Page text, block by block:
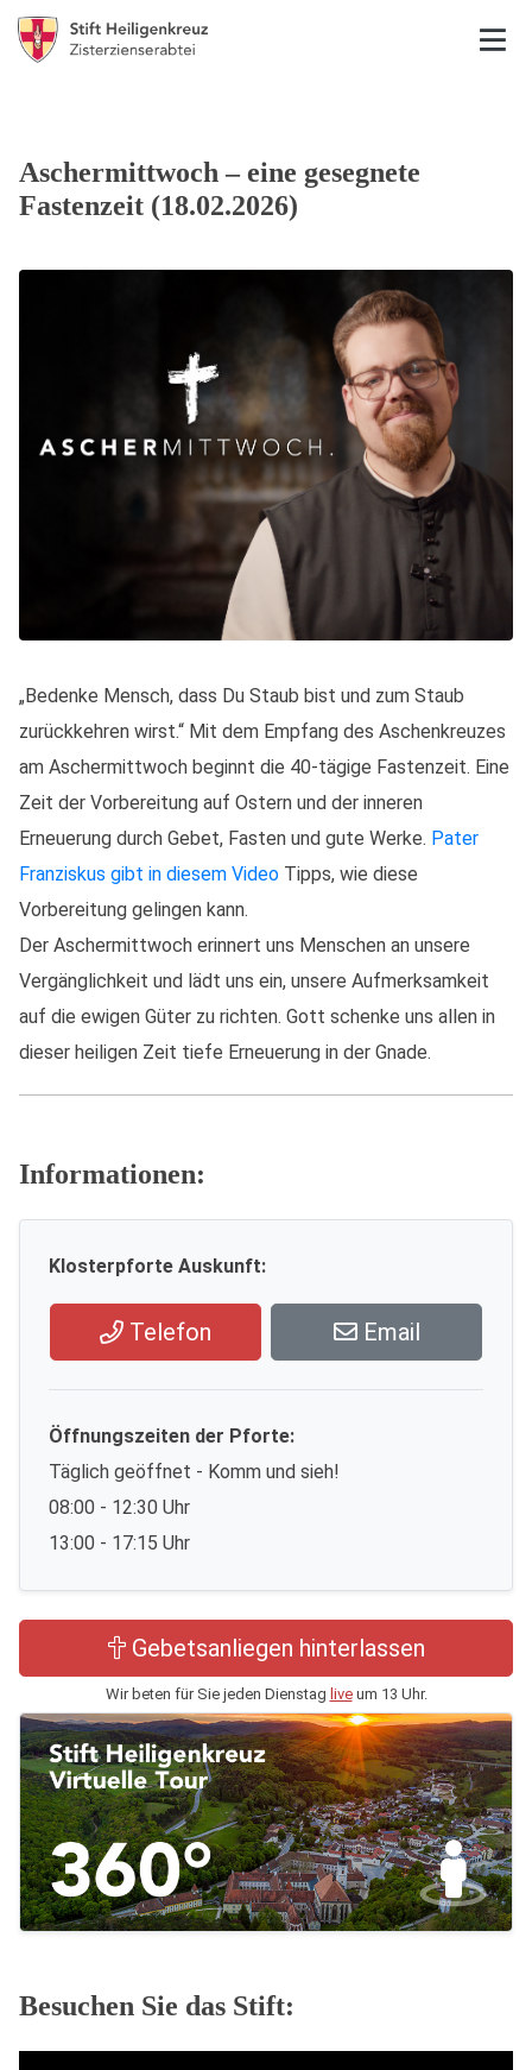
Aschermittwoch – eine gesegnete
Fastenzeit (18.02.2026)
„Bedenke Mensch, dass Du Staub bist und zum Staub
zurückkehren wirst.“ Mit dem Empfang des Aschenkreuzes
am Aschermittwoch beginnt die 40-tägige Fastenzeit. Eine
Zeit der Vorbereitung auf Ostern und der inneren
Erneuerung durch Gebet, Fasten und gute Werke. Pater
Franziskus gibt in diesem Video Tipps, wie diese
Vorbereitung gelingen kann.
Der Aschermittwoch erinnert uns Menschen an unsere
Vergänglichkeit und lädt uns ein, unsere Aufmerksamkeit
auf die ewigen Güter zu richten. Gott schenke uns allen in
dieser heiligen Zeit tiefe Erneuerung in der Gnade.
Informationen:
Klosterpforte Auskunft:
Telefon Email
Öffnungszeiten der Pforte:
Täglich geöffnet - Komm und sieh!
08:00 - 12:30 Uhr
13:00 - 17:15 Uhr
Gebetsanliegen hinterlassen
Wir beten für Sie jeden Dienstag liveum 13 Uhr.
Besuchen Sie das Stift: